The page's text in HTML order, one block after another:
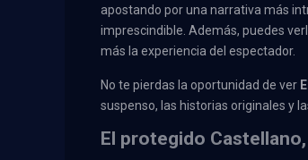
apostando por una narrativa más
imprescindible. Además, puedes
más la experiencia del espectador.
No te pierdas la oportunidad de ver
suspenso, las historias originales y
El protegido